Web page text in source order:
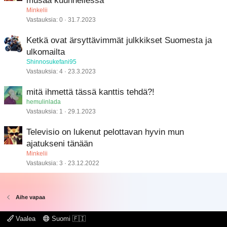
Minkelii
Vastauksia 0 31.7.2023
Ketkä ovat ärsyttävimmät julkkikset Suomesta ja
ulkomailta
Shinnosukefani95
Vastauksia 4 23.3.2023
mitä ihmettä tässä kanttis tehdä?!
hemulinlada
Vastauksia 1 29.1.2023
Televisio on lukenut pelottavan hyvin mun
ajatukseni tänään
Minkelii
Vastauksia 3 23.12.2022
Aihe vapaa
Vaalea Suomi 🇫🇮